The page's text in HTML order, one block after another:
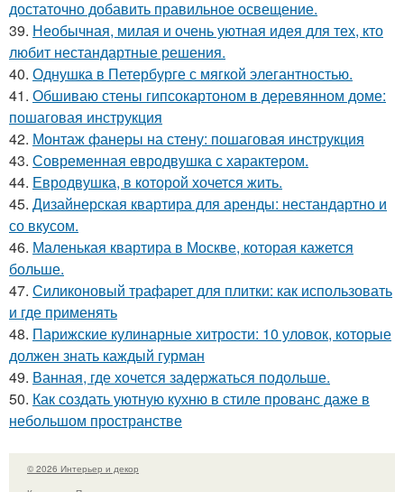
достаточно добавить правильное освещение.
39. Необычная, милая и очень уютная идея для тех, кто
любит нестандартные решения.
40. Однушка в Петербурге с мягкой элегантностью.
41. Обшиваю стены гипсокартоном в деревянном доме:
пошаговая инструкция
42. Монтаж фанеры на стену: пошаговая инструкция
43. Современная евродвушка с характером.
44. Евродвушка, в которой хочется жить.
45. Дизайнерская квартира для аренды: нестандартно и
со вкусом.
46. Маленькая квартира в Москве, которая кажется
больше.
47. Силиконовый трафарет для плитки: как использовать
и где применять
48. Парижские кулинарные хитрости: 10 уловок, которые
должен знать каждый гурман
49. Ванная, где хочется задержаться подольше.
50. Как создать уютную кухню в стиле прованс даже в
небольшом пространстве
© 2026 Интерьер и декор